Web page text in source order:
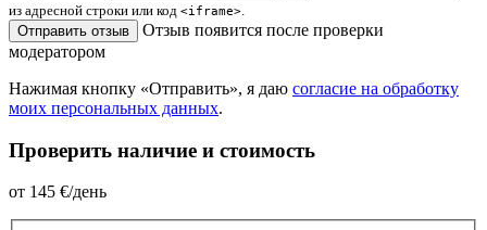
из адресной строки или код <iframe>
Отправить отзыв
Отзыв появится после проверки
модератором
Нажимая кнопку «Отправить», я даю согласие на обработку
моих персональных данных.
Проверить наличие и стоимость
от 145 €/день